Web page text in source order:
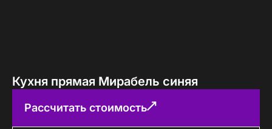
Кухня прямая Мирабель синяя
Рассчитать стоимость